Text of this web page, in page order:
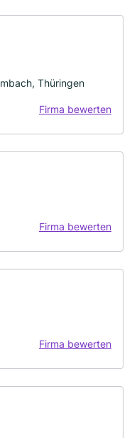
Thüringen
Firma bewerten
Firma bewerten
Firma bewerten